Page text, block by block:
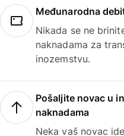
Međunarodna
Nikada se ne
naknadama za
inozemstvu.
Pošaljite novac u
naknadama
Neka vaš novac